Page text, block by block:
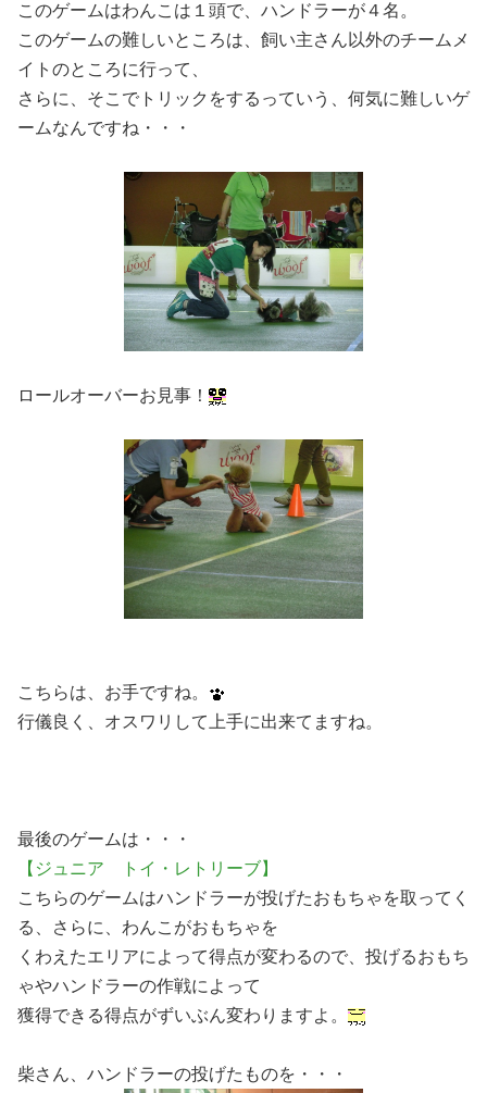
このゲームはわんこは１頭で、ハンドラーが４名。
このゲームの難しいところは、飼い主さん以外のチームメ
イトのところに行って、
さらに、そこでトリックをするっていう、何気に難しいゲ
ームなんですね・・・
ロールオーバーお見事！
こちらは、お手ですね。
行儀良く、オスワリして上手に出来てますね。
最後のゲームは・・・
【ジュニア トイ・レトリーブ】
こちらのゲームはハンドラーが投げたおもちゃを取ってく
る、さらに、わんこがおもちゃを
くわえたエリアによって得点が変わるので、投げるおもち
ゃやハンドラーの作戦によって
獲得できる得点がずいぶん変わりますよ。
柴さん、ハンドラーの投げたものを・・・